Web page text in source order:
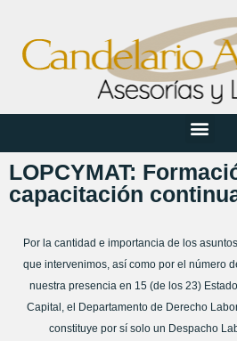
LOPCYMAT:
capacitación
Por la cantidad e importancia de los
que intervenimos, así como por el número
nuestra presencia en 15 (de los 23)
Capital, el Departamento de Derecho
constituye por sí solo un Despacho